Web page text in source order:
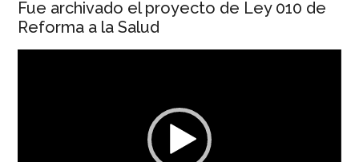
Fue archivado el proyecto de Ley 010 de
Reforma a la Salud